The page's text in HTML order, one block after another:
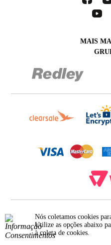
Nós coletamos cookies
Utilize as opções abaixo
à coleta de cookies.
MAIS
RUA JUMECY RODRIGUES GOMES,
JANEIRO.